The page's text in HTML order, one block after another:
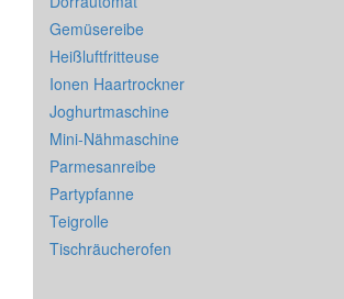
Gemüsereibe
Heißluftfritteuse
Ionen Haartrockner
Joghurtmaschine
Mini-Nähmaschine
Parmesanreibe
Partypfanne
Teigrolle
Tischräucherofen